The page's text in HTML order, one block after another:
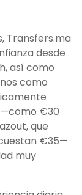
Transfers.ma
desde
así como
como
€30
que
€35—
muy